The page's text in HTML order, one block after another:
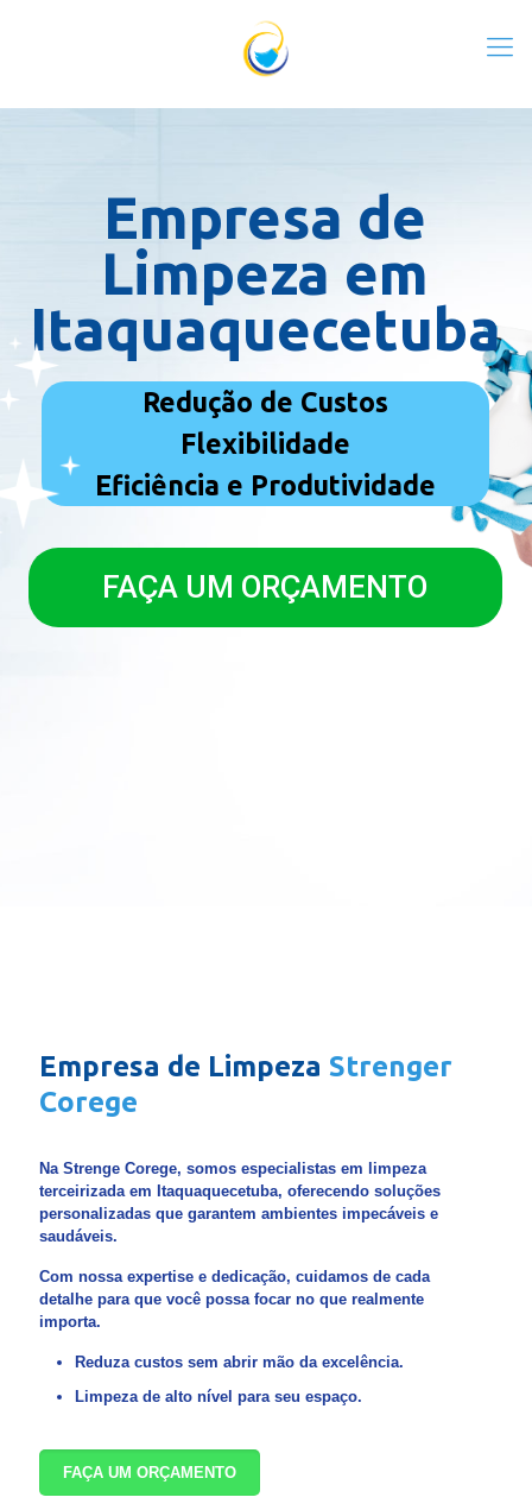
FAÇA UM ORÇAMENTO
Empresa de
Limpeza em
Itaquaquecetuba
Redução de Custos
Flexibilidade
Eficiência e Produtividade
Empresa de Limpeza Strenger
Corege
Na Strenge Corege, somos especialistas em limpeza
terceirizada em Itaquaquecetuba, oferecendo soluções
personalizadas que garantem ambientes impecáveis e
saudáveis.
Com nossa expertise e dedicação, cuidamos de cada
detalhe para que você possa focar no que realmente
importa.
Reduza custos sem abrir mão da excelência.
Limpeza de alto nível para seu espaço.
FAÇA UM ORÇAMENTO